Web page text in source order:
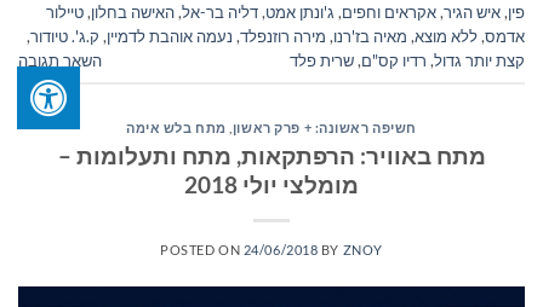
פין,איש הגיר,אקראים וחפים, ג'ונתן אמט,דליה בר-אל,האישה בחלון,טיילור
אדמס,ללא מוצא, מאיה בז'רנו, מירה רוזנפלד, נעמה אוהבת לדמיין, ק.ג'. טיודור,
קצת יותר גדול, רדיו קס"ם,שרית פלד השאר תגובה
חשיפה ראשונה: + פרק ראשון מתח בלש אימה
מתח באוויר: הרפתקאות, מתח ותעלומות –
מומלצי יולי 2018
POSTED ON 24/06/2018 BY ZNOY